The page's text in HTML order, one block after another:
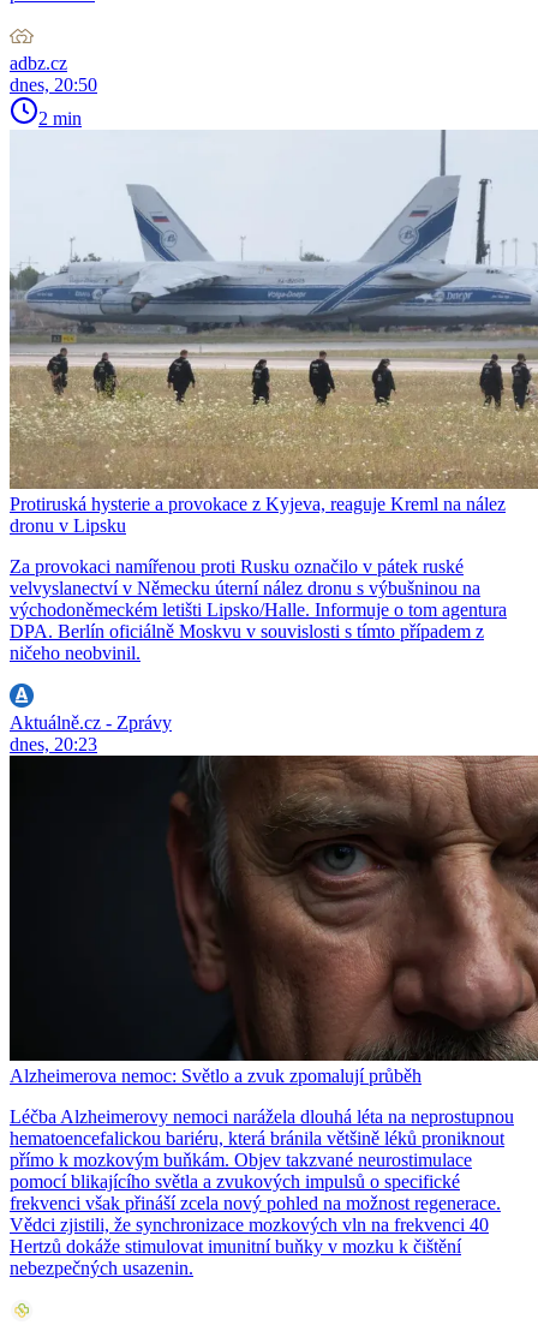
adbz.cz
dnes, 20:50
2 min
Protiruská hysterie a provokace z Kyjeva, reaguje Kreml na nález
dronu v Lipsku
Za provokaci namířenou proti Rusku označilo v pátek ruské
velvyslanectví v Německu úterní nález dronu s výbušninou na
východoněmeckém letišti Lipsko/Halle. Informuje o tom agentura
DPA. Berlín oficiálně Moskvu v souvislosti s tímto případem z
ničeho neobvinil.
Aktuálně.cz - Zprávy
dnes, 20:23
Alzheimerova nemoc: Světlo a zvuk zpomalují průběh
Léčba Alzheimerovy nemoci narážela dlouhá léta na neprostupnou
hematoencefalickou bariéru, která bránila většině léků proniknout
přímo k mozkovým buňkám. Objev takzvané neurostimulace
pomocí blikajícího světla a zvukových impulsů o specifické
frekvenci však přináší zcela nový pohled na možnost regenerace.
Vědci zjistili, že synchronizace mozkových vln na frekvenci 40
Hertzů dokáže stimulovat imunitní buňky v mozku k čištění
nebezpečných usazenin.